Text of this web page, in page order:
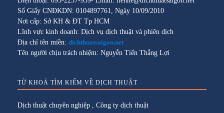
Số Giấy CNĐKDN: 0104897761, Ngày 10/09/2010
Nơi cấp: Sở KH & ĐT Tp HCM
Lĩnh vực kinh doanh: Dịch vụ dịch thuật và phiên dịch
Địa chỉ tên miền: dichthuatsaigon.net
Tên người chịu trách nhiệm: Nguyễn Tiến Thắng Lợi
TỪ KHOÁ TÌM KIẾM VỀ DỊCH THUẬT
Dịch thuật chuyên nghiệp , Công ty dịch thuật